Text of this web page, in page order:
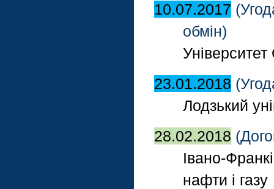
10.07.2017
обмін)
23.01.2018
Лодзький
28.02.2018
Івано-
нафти і газу